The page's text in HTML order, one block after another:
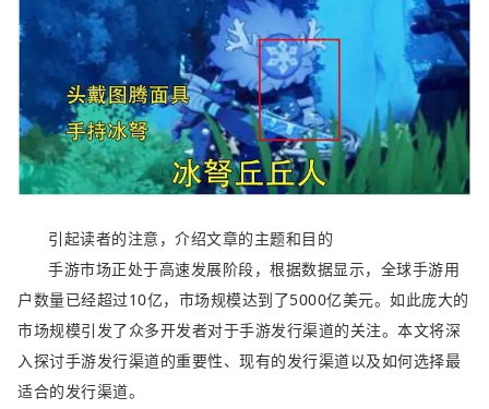
引起读者的注意，介绍文章的主题和目的
手游市场正处于高速发展阶段，根据数据显示，全球手游用
户数量已经超过10亿，市场规模达到了5000亿美元。如此庞大的
市场规模引发了众多开发者对于手游发行渠道的关注。本文将深
入探讨手游发行渠道的重要性、现有的发行渠道以及如何选择最
适合的发行渠道。